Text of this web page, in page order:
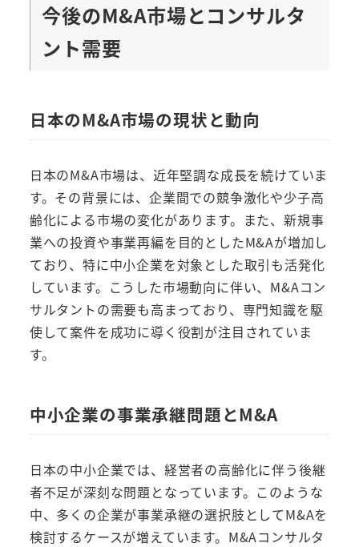
今後のM&A市場とコンサルタ
ント需要
日本のM&A市場の現状と動向
日本のM&A市場は、近年堅調な成長を続けていま
す。その背景には、企業間での競争激化や少子高
齢化による市場の変化があります。また、新規事
業への投資や事業再編を目的としたM&Aが増加し
ており、特に中小企業を対象とした取引も活発化
しています。こうした市場動向に伴い、M&Aコン
サルタントの需要も高まっており、専門知識を駆
使して案件を成功に導く役割が注目されていま
す。
中小企業の事業承継問題とM&A
日本の中小企業では、経営者の高齢化に伴う後継
者不足が深刻な問題となっています。このような
中、多くの企業が事業承継の選択肢としてM&Aを
検討するケースが増えています。M&Aコンサルタ